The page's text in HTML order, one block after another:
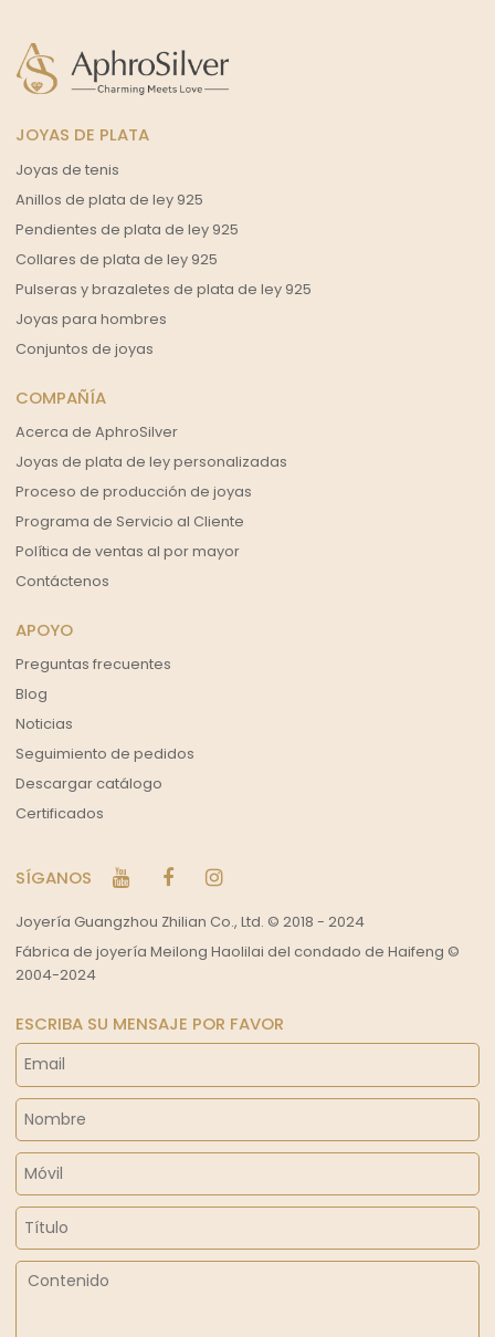
JOYAS DE PLATA
Joyas de tenis
Anillos de plata de ley 925
Pendientes de plata de ley 925
Collares de plata de ley 925
Pulseras y brazaletes de plata de ley 925
Joyas para hombres
Conjuntos de joyas
COMPAÑÍA
Acerca de AphroSilver
Joyas de plata de ley personalizadas
Proceso de producción de joyas
Programa de Servicio al Cliente
Política de ventas al por mayor
Contáctenos
APOYO
Preguntas frecuentes
Blog
Noticias
Seguimiento de pedidos
Descargar catálogo
Certificados
SÍGANOS
Joyería Guangzhou Zhilian Co., Ltd. © 2018 - 2024
Fábrica de joyería Meilong Haolilai del condado de Haifeng ©
2004-2024
ESCRIBA SU MENSAJE POR FAVOR